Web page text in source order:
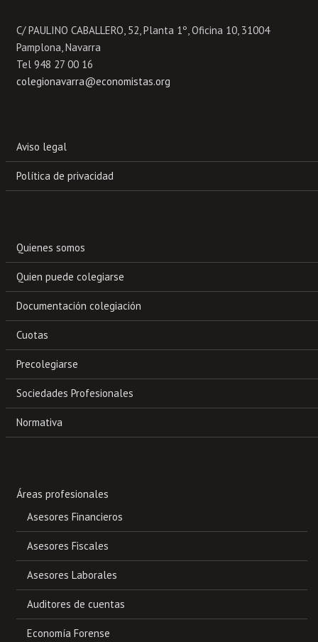
C/ PAULINO CABALLERO, 52, Planta 1º, Oficina 10, 31004
Pamplona, Navarra
Tel 948 27 00 16
colegionavarra@economistas.org
Aviso legal
Política de privacidad
Quienes somos
Quien puede colegiarse
Documentación colegiación
Cuotas
Precolegiarse
Sociedades Profesionales
Normativa
Áreas profesionales
Asesores Financieros
Asesores Fiscales
Asesores Laborales
Auditores de cuentas
Economía Forense